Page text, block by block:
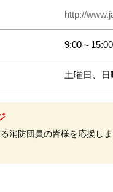
http://
9:00～15:00
土曜日、日
消防団員の皆様を応援し